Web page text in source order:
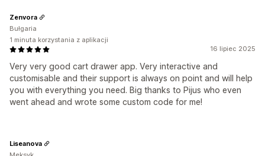
16 lipiec 2025
Very very good cart drawer app. Very interactive and
customisable and their support is always on point and will help
you with everything you need. Big thanks to Pijus who even
went ahead and wrote some custom code for me!
Zenvora
Bułgaria
1 minuta korzystania z aplikacji
Liseanova